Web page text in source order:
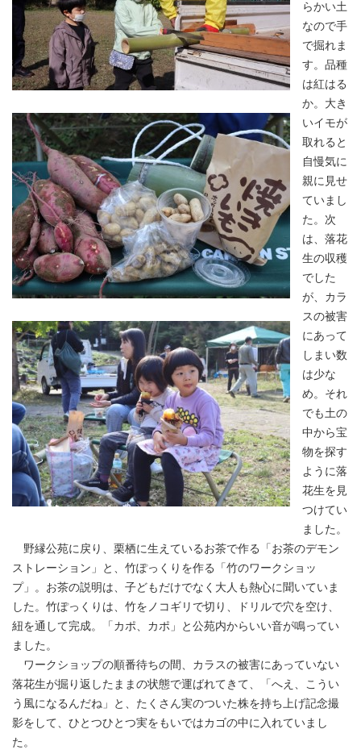
らかい土
なので手
で掘れま
す。品種
は紅はる
か。大き
いイモが
取れると
自慢気に
親に見せ
ていまし
た。次
は、落花
生の収穫
でした
が、カラ
スの被害
にあって
しまい数
は少な
め。それ
でも土の
中から宝
物を探す
ように落
花生を見
つけてい
ました。
野縁公苑に戻り、栗栖に生えているお茶で作る「お茶のデモン
ストレーション」と、竹ぽっくりを作る「竹のワークショッ
プ」。お茶の説明は、子どもだけでなく大人も熱心に聞いていま
した。竹ぽっくりは、竹をノコギリで切り、ドリルで穴を空け、
紐を通して完成。「カポ、カポ」と公苑内からいい音が鳴ってい
ました。
ワークショップの順番待ちの間、カラスの被害にあっていない
落花生が掘り返したままの状態で運ばれてきて、「へえ、こうい
う風になるんだね」と、たくさん実のついた株を持ち上げ記念撮
影をして、ひとつひとつ実をもいではカゴの中に入れていまし
た。